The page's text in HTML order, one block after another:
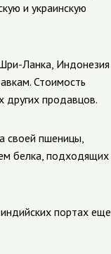
и украинскую
Ланка, Индонезия
Стоимость
других продавцов.
своей пшеницы,
белка, подходящих
портах еще